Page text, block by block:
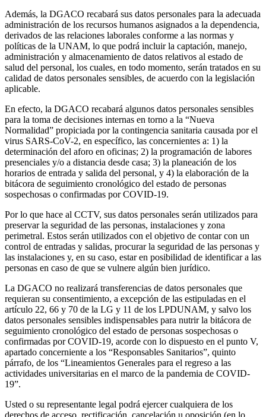
Además, la DGACO recabará sus datos personales para la adecuada
administración de los recursos humanos asignados a la dependencia,
derivados de las relaciones laborales conforme a las normas y
políticas de la UNAM, lo que podrá incluir la captación, manejo,
administración y almacenamiento de datos relativos al estado de
salud del personal, los cuales, en todo momento, serán tratados en su
calidad de datos personales sensibles, de acuerdo con la legislación
aplicable.
En efecto, la DGACO recabará algunos datos personales sensibles
para la toma de decisiones internas en torno a la “Nueva
Normalidad” propiciada por la contingencia sanitaria causada por el
virus SARS-CoV-2, en específico, las concernientes a: 1) la
determinación del aforo en oficinas; 2) la programación de labores
presenciales y/o a distancia desde casa; 3) la planeación de los
horarios de entrada y salida del personal, y 4) la elaboración de la
bitácora de seguimiento cronológico del estado de personas
sospechosas o confirmadas por COVID-19.
Por lo que hace al CCTV, sus datos personales serán utilizados para
preservar la seguridad de las personas, instalaciones y zona
perimetral. Estos serán utilizados con el objetivo de contar con un
control de entradas y salidas, procurar la seguridad de las personas y
las instalaciones y, en su caso, estar en posibilidad de identificar a las
personas en caso de que se vulnere algún bien jurídico.
La DGACO no realizará transferencias de datos personales que
requieran su consentimiento, a excepción de las estipuladas en el
artículo 22, 66 y 70 de la LG y 11 de los LPDUNAM, y salvo los
datos personales sensibles indispensables para nutrir la bitácora de
seguimiento cronológico del estado de personas sospechosas o
confirmadas por COVID-19, acorde con lo dispuesto en el punto V,
apartado concerniente a los “Responsables Sanitarios”, quinto
párrafo, de los “Lineamientos Generales para el regreso a las
actividades universitarias en el marco de la pandemia de COVID-
19”.
Usted o su representante legal podrá ejercer cualquiera de los